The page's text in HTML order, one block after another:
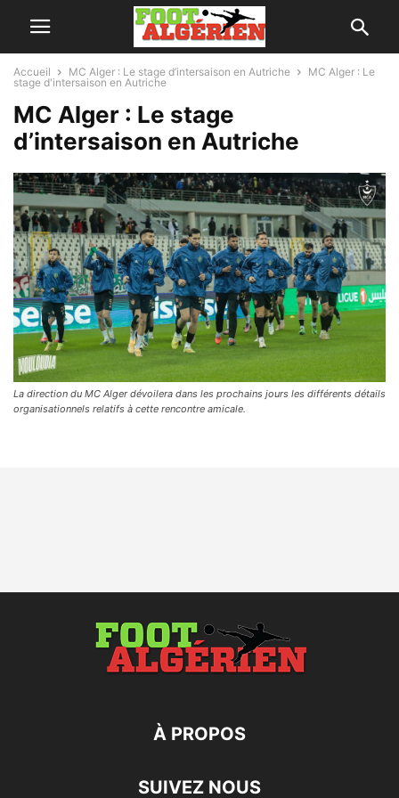
Accueil MC Alger : Le stage d’intersaison en Autriche
MC Alger : Le
stage d'intersaison en Autriche
MC Alger : Le stage
d’intersaison en Autriche
La direction du MC Alger dévoilera dans les prochains jours les différents détails
organisationnels relatifs à cette rencontre amicale.
À PROPOS
SUIVEZ NOUS